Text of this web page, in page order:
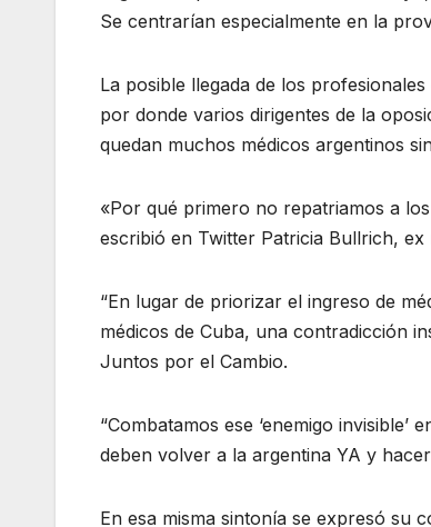
Se centrarían especialmente en la
La posible llegada de los
por donde varios dirigentes de la
quedan muchos médicos argentinos
«Por qué primero no repatriamos a
escribió en Twitter Patricia Bullrich​, ex
“En lugar de priorizar el ingreso de
médicos de Cuba, una contradicción
Juntos por el Cambio.
“Combatamos ese ‘enemigo
deben volver a la argentina YA y
En esa misma sintonía se expresó su